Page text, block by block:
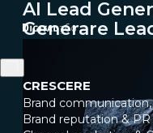
CRESCERE
Brand
Brand reputation & PR
AI Lead
Generare